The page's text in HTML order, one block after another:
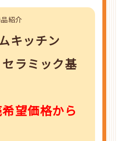
紹介
キッチン
セラミック基
望価格から